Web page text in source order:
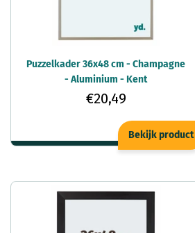
Puzzelkader 36x48 cm - Champagne
- Aluminium - Kent
€20,49
Bekijk product